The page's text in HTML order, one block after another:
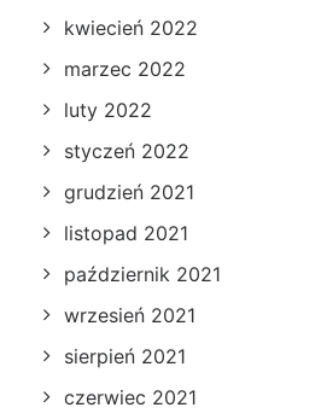
kwiecień 2022
marzec 2022
luty 2022
styczeń 2022
grudzień 2021
listopad 2021
październik 2021
wrzesień 2021
sierpień 2021
czerwiec 2021